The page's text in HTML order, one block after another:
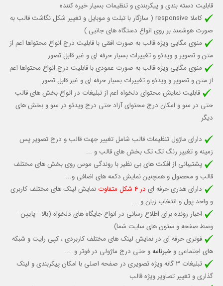
قابليت دسته بندي و پيكربندي و تنظيمات بسیار خیره کننده
کاملا responsive (
سازگار با تبلت و موبایل و تغییر شکل نگاشت قالب به
صورت هوشمند بر روی انواع دستگاه های جانبی )
منوی مگایی ویژه قالب به صورت افقی با قابلیت درج انواع محتواها اعم از
متن و تصویر و ویدئو و تغییرات بسیار حرفه ای و غیر قابل تصور
منوی مگایی ویژه قالب به صورت عمودی با قابلیت درج انواع محتواها اعم
از متن و تصویر و ویدئو و تغییرات بسیار حرفه ای و غیر قابل تصور
قابلیت نمایش محتوای دلخواه اعم از تبلیغات در انواع بخش های قالب
حتي در منو و امكان درج محتواي آزاد حتی درج ويدئو در منو و بخش های
دیگر
دارای ماژول تنظیمات قالب شامل تغییر جهت قالب و درج تصویر پس
زمینه و تغییر رنگ تک تک بخش های قالب و ...
پشتیبانی از افکت های بی نظیر با روندگی موس روی بخش های مختلف
قالب و محصول و همچنین نمایش دکمه های اضافی و...
دارای هدری حرفه ای در 4 شکل متفاوت
نمایش لینک های مختلف کاربری
و واحد پول و انتخاب زبان و ...
اخبار رونده برای اطلاع رسانی در انواع جایگاه های دلخواه (بالا - پایین -
وسط صفحه و ستون های سایت شما)
فوتری حرفه ای در نمایش لینک های مختلف کاربردی ، کپی رایت و شبکه
های اجتماعی و خبرنامهو حتی درج ماژولی در فوتر و ...
تبلیغات 3 گانه ویژه تصویری در صفحه اصلی با امکان پیکربندی و لینک
گذاری و تغییر تصاویر ویژه قالب